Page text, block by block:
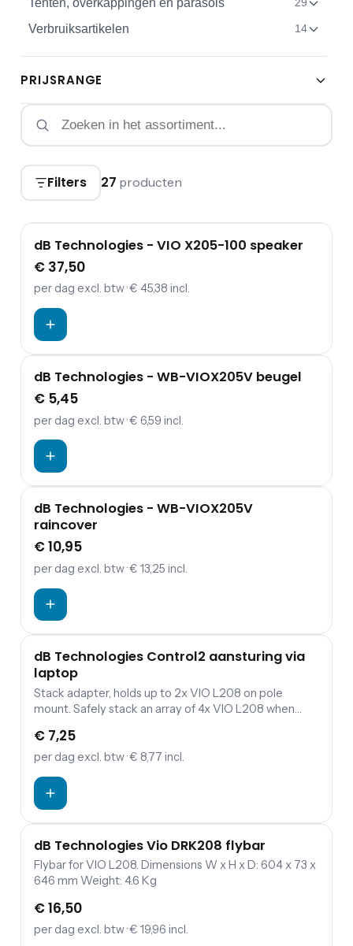
29
Verbruiksartikelen 14
PRIJSRANGE
Filters 27 producten
dB Technologies - VIO X205-100 speaker
€ 37,50
per dag excl. btw· € 45,38 incl.
dB Technologies - WB-VIOX205V beugel
€ 5,45
per dag excl. btw· € 6,59 incl.
dB Technologies - WB-VIOX205V
raincover
€ 10,95
per dag excl. btw· € 13,25 incl.
dB Technologies Control2 aansturing via
laptop
Stack adapter, holds up to 2x VIO L208 on pole
mount. Safely stack an array of 4x VIO L208 when
H x D: 532 x 177 x 453 Weight: 4 Kg
€ 7,25
per dag excl. btw· € 8,77 incl.
dB Technologies Vio DRK208 flybar
Flybar for VIO L208. Dimensions W x H x D: 604 x 73 x
646 mm Weight: 4.6 Kg
€ 16,50
per dag excl. btw· € 19,96 incl.